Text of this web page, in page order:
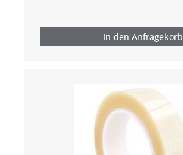
In den Anfragekorb